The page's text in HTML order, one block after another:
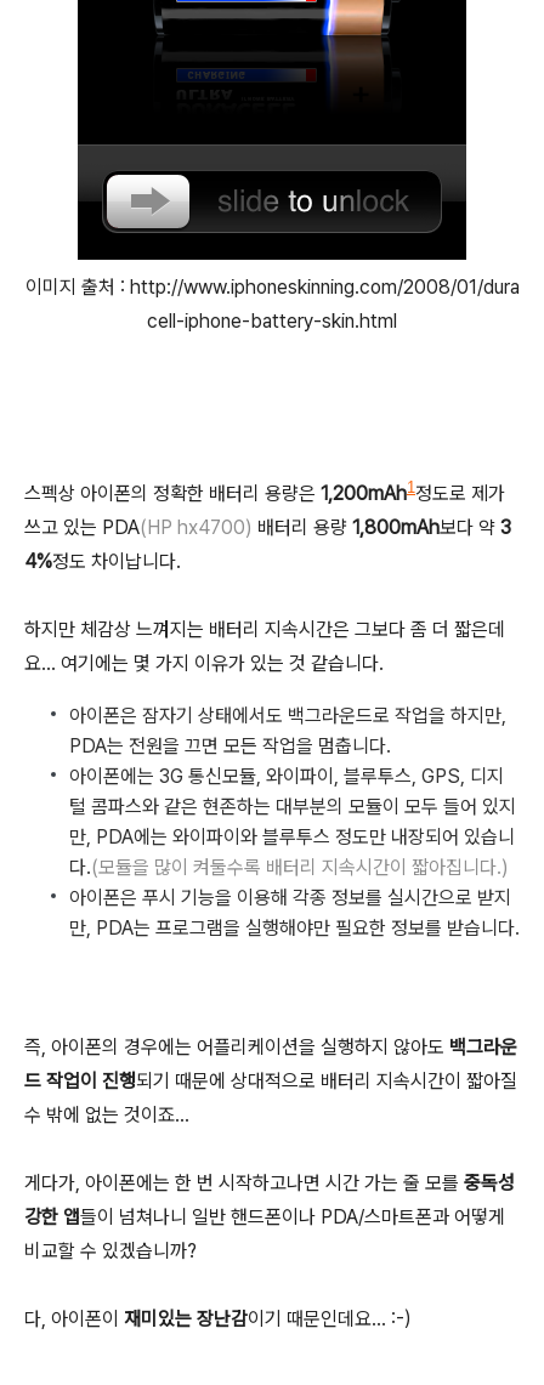
이미지 출처 : http://www.iphoneskinning.com/2008/01/dura
cell-iphone-battery-skin.html
스펙상 아이폰의 정확한 배터리 용량은 1,200mAh1정도로 제가
쓰고 있는 PDA(HP hx4700) 배터리 용량 1,800mAh보다 약 3
4%정도 차이납니다.
하지만 체감상 느껴지는 배터리 지속시간은 그보다 좀 더 짧은데
요... 여기에는 몇 가지 이유가 있는 것 같습니다.
아이폰은 잠자기 상태에서도 백그라운드로 작업을 하지만,
PDA는 전원을 끄면 모든 작업을 멈춥니다.
아이폰에는 3G 통신모듈, 와이파이, 블루투스, GPS, 디지
털 콤파스와 같은 현존하는 대부분의 모듈이 모두 들어 있지
만, PDA에는 와이파이와 블루투스 정도만 내장되어 있습니
다.(모듈을 많이 켜둘수록 배터리 지속시간이 짧아집니다.)
아이폰은 푸시 기능을 이용해 각종 정보를 실시간으로 받지
만, PDA는 프로그램을 실행해야만 필요한 정보를 받습니다.
즉, 아이폰의 경우에는 어플리케이션을 실행하지 않아도 백그라운
드 작업이 진행되기 때문에 상대적으로 배터리 지속시간이 짧아질
수 밖에 없는 것이죠...
게다가, 아이폰에는 한 번 시작하고나면 시간 가는 줄 모를 중독성
강한 앱들이 넘쳐나니 일반 핸드폰이나 PDA/스마트폰과 어떻게
비교할 수 있겠습니까?
다, 아이폰이 재미있는 장난감이기 때문인데요... :-)